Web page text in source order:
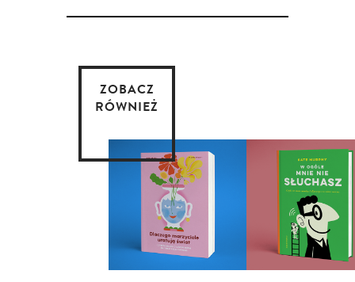
ZOBACZ
RÓWNIEŻ